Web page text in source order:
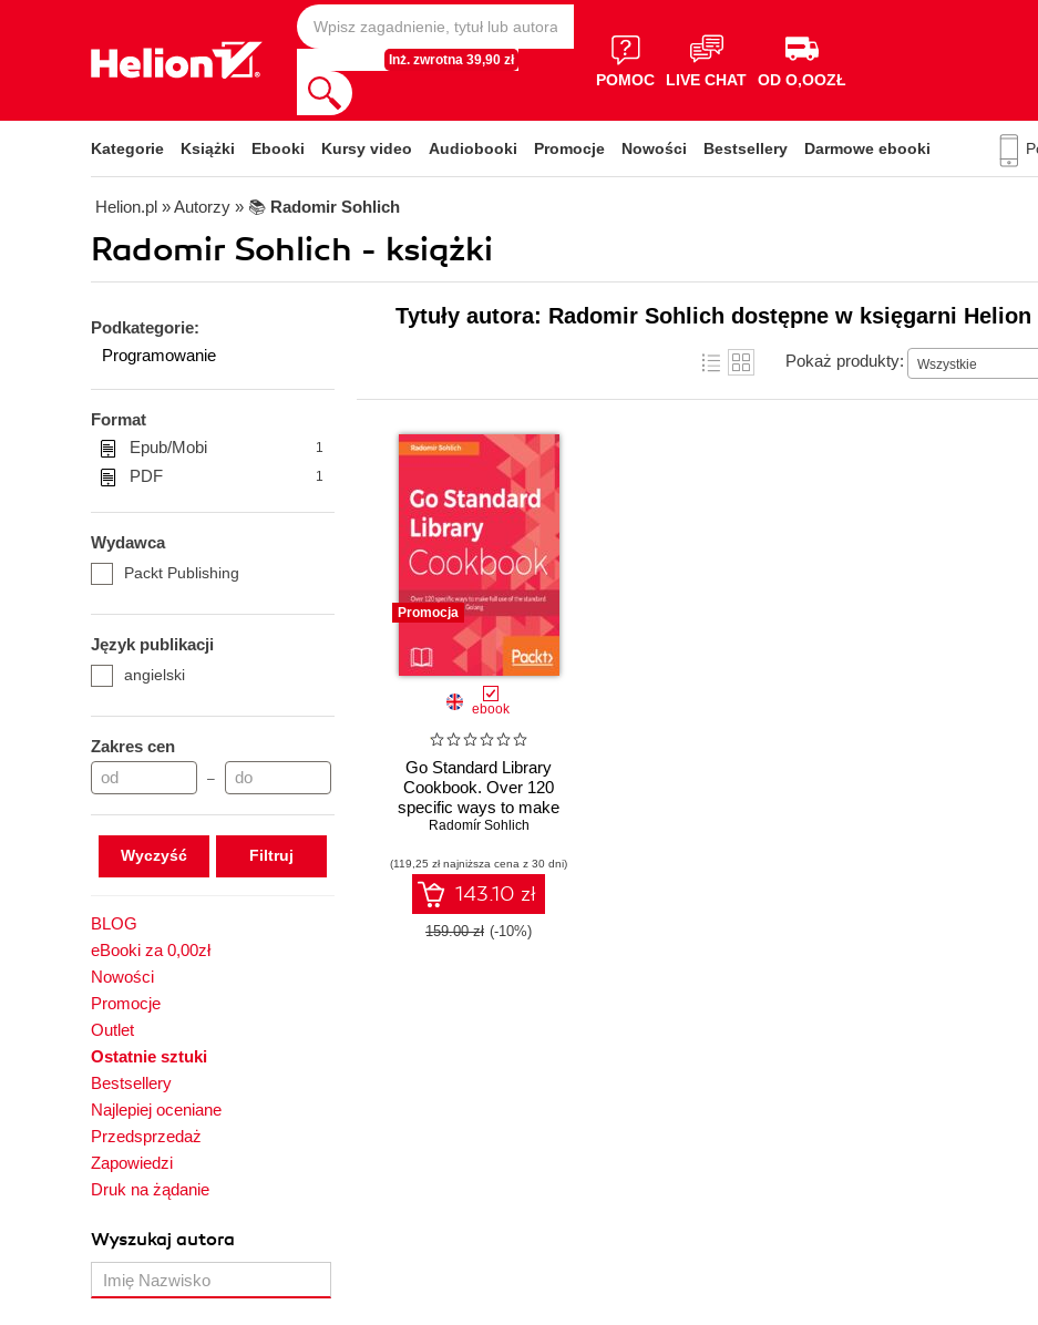
Inż. zwrotna 39,90 zł
POMOC LIVE CHAT OD O,OOZŁ
Kategorie Książki Ebooki Kursy video Audiobooki Promocje Nowości Bestsellery Darmowe ebooki
Helion.pl » Autorzy » 📚 Radomir Sohlich
Radomir Sohlich - książki
Podkategorie:
Programowanie
Format
Epub/Mobi
1
PDF 1
Wydawca
Packt Publishing
Język publikacji
angielski
Zakres cen
–
Wyczyść
BLOG
eBooki za 0,00zł
Nowości
Promocje
Outlet
Ostatnie sztuki
Bestsellery
Najlepiej oceniane
Przedsprzedaż
Zapowiedzi
Druk na żądanie
Wyszukaj autora
Tytuły autora: Radomir Sohlich dostępne w księgarni Helion
Pokaż produkty: Wszystkie
Promocja
ebook
Go Standard Library
Cookbook. Over 120
specific ways to make
full use of the standard
Golang
Radomír Sohlich
(119,25 zł najniższa cena z 30 dni)
143.10 zł
159.00 zł (-10%)